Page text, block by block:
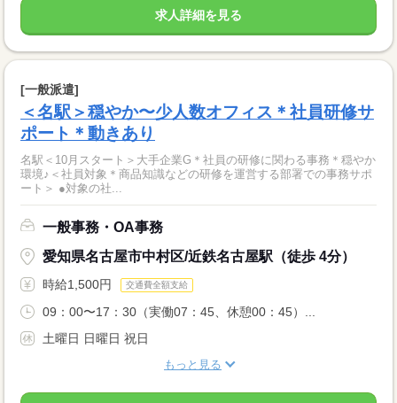
求人詳細を見る
[一般派遣]
＜名駅＞穏やか〜少人数オフィス＊社員研修サ
ポート＊動きあり
名駅＜10月スタート＞大手企業G＊社員の研修に関わる事務＊穏やか
環境♪＜社員対象＊商品知識などの研修を運営する部署での事務サポ
ート＞ ●対象の社...
一般事務・OA事務
愛知県名古屋市中村区/近鉄名古屋駅（徒歩 4分）
時給1,500円 交通費全額支給
09：00〜17：30（実働07：45、休憩00：45）...
土曜日 日曜日 祝日
もっと見る